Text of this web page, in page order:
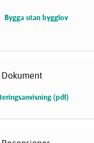
Bygga utan bygglov
Dokument
(pdf)